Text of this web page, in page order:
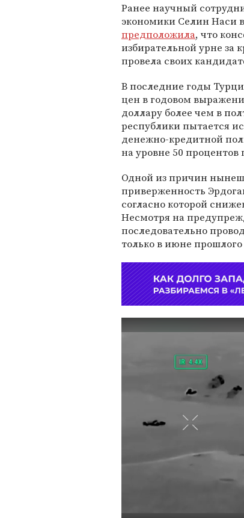
Ранее научный
экономики Селин Наси
предположила, что
избирательной урне за
провела своих
В последние годы
цен в годовом
доллару более чем в
республики пытается
денежно-кредитной
на уровне 50
Одной из причин
приверженность
согласно которой
Несмотря на
последовательно
только в июне прошлого